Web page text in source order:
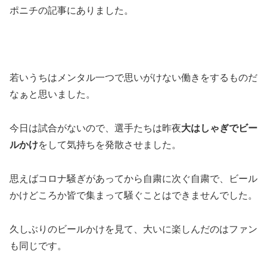
ポニチの記事にありました。
若いうちはメンタル一つで思いがけない働きをするものだ
なぁと思いました。
今日は試合がないので、選手たちは昨夜大はしゃぎでビー
ルかけをして気持ちを発散させました。
思えばコロナ騒ぎがあってから自粛に次ぐ自粛で、ビール
かけどころか皆で集まって騒ぐことはできませんでした。
久しぶりのビールかけを見て、大いに楽しんだのはファン
も同じです。